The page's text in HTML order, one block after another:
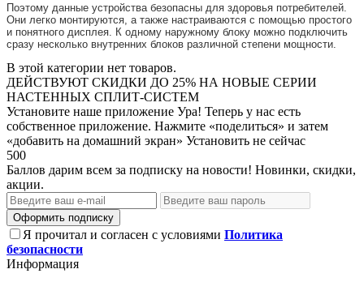
Поэтому данные устройства безопасны для здоровья потребителей.
Они легко монтируются, а также настраиваются с помощью простого
и понятного дисплея. К одному наружному блоку можно подключить
сразу несколько внутренних блоков различной степени мощности.
В этой категории нет товаров.
ДЕЙСТВУЮТ СКИДКИ ДО 25% НА НОВЫЕ СЕРИИ
НАСТЕННЫХ СПЛИТ-СИСТЕМ
Установите наше приложение Ура! Теперь у нас есть
собственное приложение. Нажмите «поделиться» и затем
«добавить на домашний экран» Установить не сейчас
500
Баллов дарим всем за подписку на новости! Новинки, скидки,
акции.
Оформить подписку
Я прочитал и согласен с условиями Политика
безопасности
Информация